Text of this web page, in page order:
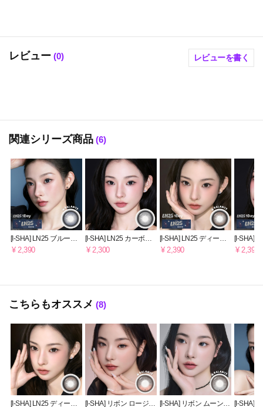
レビュー (0) レビューを書く
関連シリーズ商品 (6)
[I-SHA] LN25 ブルージ
ーン [1DAY] 軸固定
¥ 2,390
[I-SHA] LN25 カーボン
ブラック 【1ヶ月】
¥ 2,300
[I-SHA] LN25 ディープ
チョコ [1DAY] 軸固定
¥ 2,390
[I-SHA]
¥ 2,390
こちらもオススメ (8)
[I-SHA] LN25 ディープ
[I-SHA] リボン ロージー
[I-SHA] リボン ムーンス
[I-SHA]